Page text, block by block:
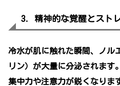
3. 精神的な覚醒とスト
冷水が肌に触れた瞬間、ノル
リン）が大量に分泌されます
集中力や注意力が鋭くなりま